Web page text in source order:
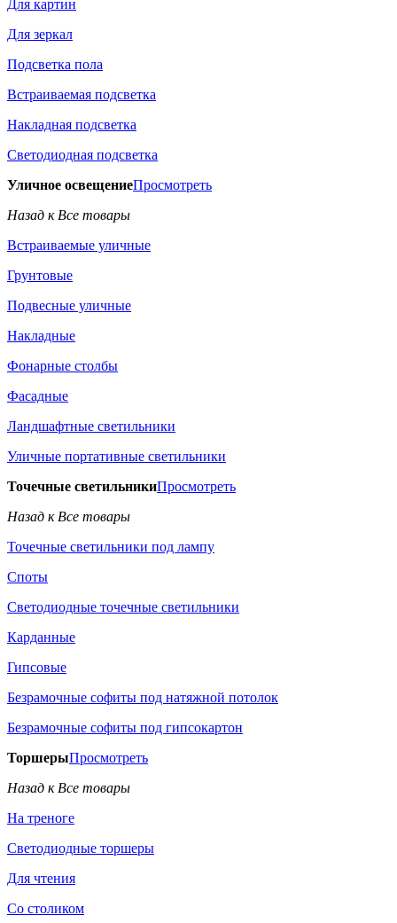
Для картин
Для зеркал
Подсветка пола
Встраиваемая подсветка
Накладная подсветка
Светодиодная подсветка
Уличное освещениеПросмотреть
Назад к Все товары
Встраиваемые уличные
Грунтовые
Подвесные уличные
Накладные
Фонарные столбы
Фасадные
Ландшафтные светильники
Уличные портативные светильники
Точечные светильникиПросмотреть
Назад к Все товары
Точечные светильники под лампу
Споты
Светодиодные точечные светильники
Карданные
Гипсовые
Безрамочные софиты под натяжной потолок
Безрамочные софиты под гипсокартон
ТоршерыПросмотреть
Назад к Все товары
На треноге
Светодиодные торшеры
Для чтения
Со столиком